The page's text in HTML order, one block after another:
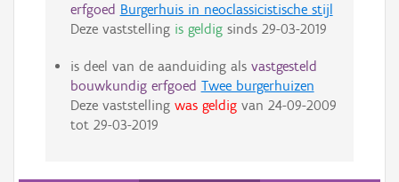
erfgoed Burgerhuis in neoclassicistische stijl
Deze vaststelling is geldigsinds 29-03-2019
is deel van de aanduiding als vastgesteld
bouwkundig erfgoed Twee burgerhuizen
Deze vaststelling was geldigvan 24-09-2009
tot 29-03-2019